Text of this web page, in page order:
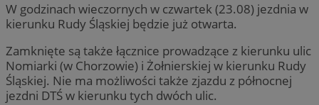
W godzinach wieczornych w czwartek (23.08) jezdnia w
kierunku Rudy Śląskiej będzie już otwarta.
Zamknięte są także łącznice prowadzące z kierunku ulic
Nomiarki (w Chorzowie) i Żołnierskiej w kierunku Rudy
Śląskiej. Nie ma możliwości także zjazdu z północnej
jezdni DTŚ w kierunku tych dwóch ulic.